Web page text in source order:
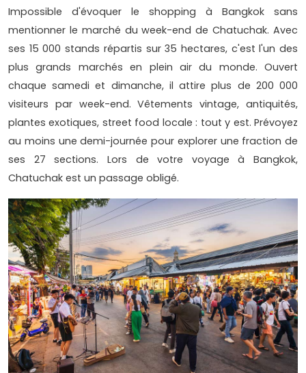
Impossible d'évoquer le shopping à Bangkok sans
mentionner le marché du week-end de Chatuchak. Avec
ses 15 000 stands répartis sur 35 hectares, c'est l'un des
plus grands marchés en plein air du monde. Ouvert
chaque samedi et dimanche, il attire plus de 200 000
visiteurs par week-end. Vêtements vintage, antiquités,
plantes exotiques, street food locale : tout y est. Prévoyez
au moins une demi-journée pour explorer une fraction de
ses 27 sections. Lors de votre voyage à Bangkok,
Chatuchak est un passage obligé.